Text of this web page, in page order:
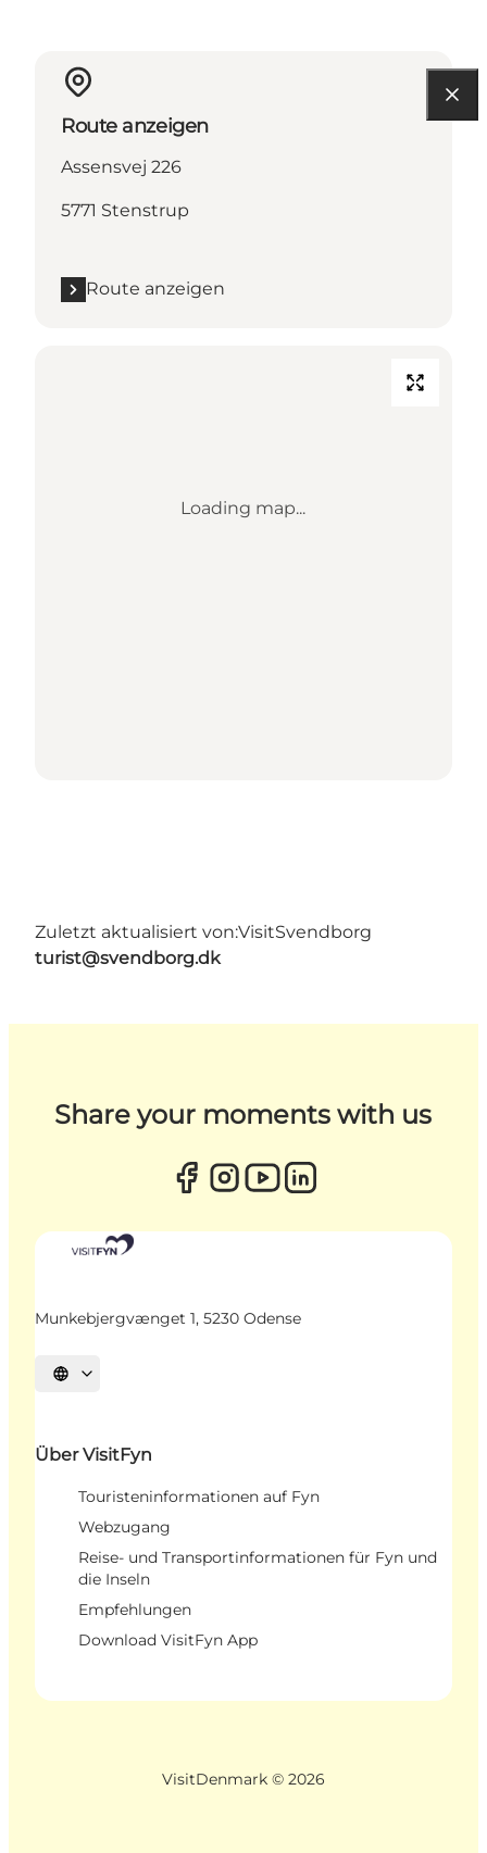
Route anzeigen
Assensvej 226
5771 Stenstrup
Route anzeigen
Loading map...
Zuletzt aktualisiert von:VisitSvendborg
turist@svendborg.dk
Share your moments with us
Munkebjergvænget 1, 5230 Odense
Sprache auswählen
Über VisitFyn
Touristeninformationen auf Fyn
Webzugang
Reise- und Transportinformationen für Fyn und
die Inseln
Empfehlungen
Download VisitFyn App
VisitDenmark © 2026